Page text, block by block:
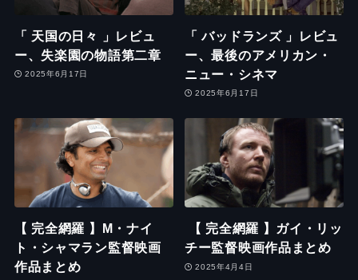
「 天国の日々 」レビュ
ー、失楽園の物語第二章
2025年6月17日
「 バッドランズ 」レビュ
ー、最後のアメリカン・
ニュー・シネマ
2025年6月17日
【 完全網羅 】M・ナイ
ト・シャマラン監督映画
作品まとめ
【 完全網羅 】ガイ・リッ
チー監督映画作品まとめ
2025年4月4日